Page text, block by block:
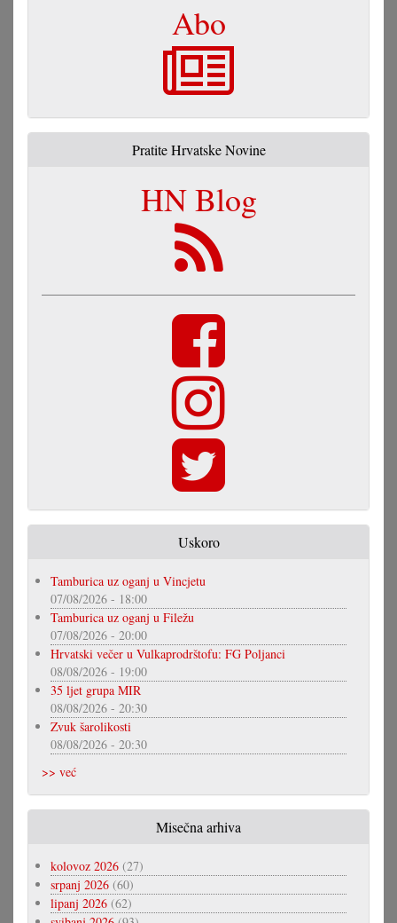
Abo
Pratite Hrvatske Novine
HN Blog
Uskoro
Tamburica uz oganj u Vincjetu
07/08/2026 - 18:00
Tamburica uz oganj u Filežu
07/08/2026 - 20:00
Hrvatski večer u Vulkaprodrštofu: FG Poljanci
08/08/2026 - 19:00
35 ljet grupa MIR
08/08/2026 - 20:30
Zvuk šarolikosti
08/08/2026 - 20:30
>> već
Misečna arhiva
kolovoz 2026 (27)
srpanj 2026 (60)
lipanj 2026 (62)